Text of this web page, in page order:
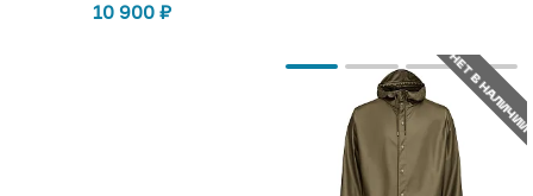
10 900 ₽
НЕТ В НАЛИЧИИ